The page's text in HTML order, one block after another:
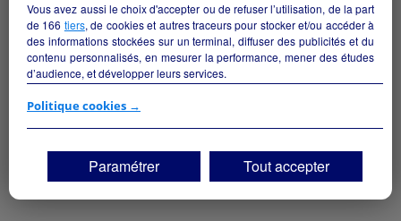
Vous avez aussi le choix d'accepter ou de refuser l’utilisation, de la part
de 166 tiers, de cookies et autres traceurs pour stocker et/ou accéder à
des informations stockées sur un terminal, diffuser des publicités et du
contenu personnalisés, en mesurer la performance, mener des études
d’audience, et développer leurs services.
Si vous continuez sans accepter, les fonctionnalités liées à la
vos centres d'intérêt. Seuls lescookies/traceurs techniquesseront
déposés et lus sur votre terminal.
Vous pouvez exprimer vos choix en cliquant sur "Tout accepter",
Politique cookies →
Paramétrer Tout accepter